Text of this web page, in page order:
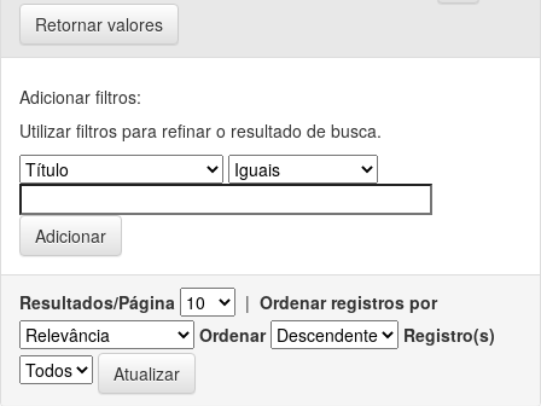
Retornar valores
Adicionar filtros:
Utilizar filtros para refinar o resultado de busca.
Resultados/Página | Ordenar registros por
Ordenar
Registro(s)